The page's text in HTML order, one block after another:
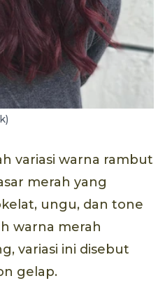
variasi warna rambut
merah yang
ungu, dan tone
warna merah
variasi ini disebut
gelap.